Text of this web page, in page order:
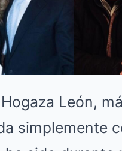
León,
simplemente